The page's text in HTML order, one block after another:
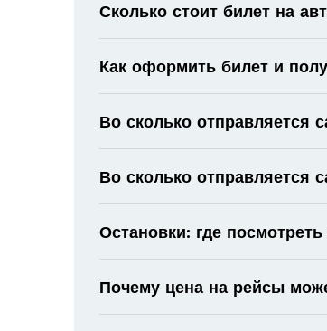
Сколько стоит билет на
Как оформить билет и
Во сколько отправляется
Во сколько отправляется
Остановки: где
Почему цена на рейсы